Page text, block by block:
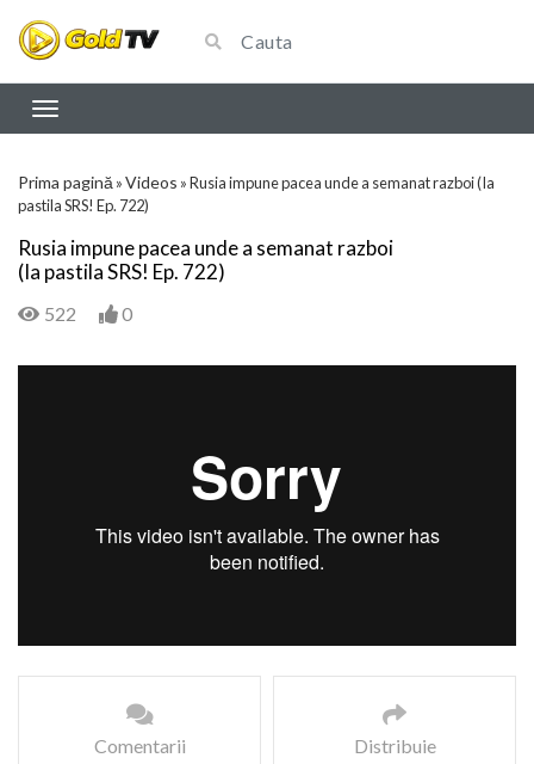
Prima pagină »Videos »Rusia impune pacea unde a semanat razboi (Ia
pastila SRS! Ep. 722)
Rusia impune pacea unde a semanat razboi
(Ia pastila SRS! Ep. 722)
522 0
Comentarii Distribuie